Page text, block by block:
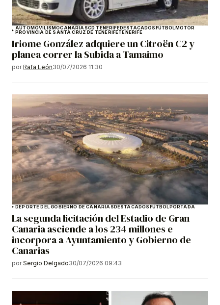
AUTOMOVILISMOCANARIASCD TENERIFEDESTACADOSFÚTBOLMOTOR
PROVINCIA DE SANTA CRUZ DE TENERIFETENERIFE
Iriome González adquiere un Citroën C2 y
planea correr la Subida a Tamaimo
por Rafa León30/07/2026 11:30
DEPORTE DEL GOBIERNO DE CANARIASDESTACADOSFÚTBOLPORTADA
La segunda licitación del Estadio de Gran
Canaria asciende a los 234 millones e
incorpora a Ayuntamiento y Gobierno de
Canarias
por Sergio Delgado30/07/2026 09:43